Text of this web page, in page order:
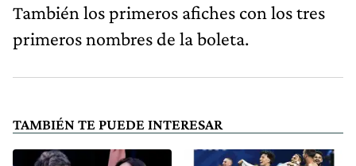
También los primeros afiches con los tres
primeros nombres de la boleta.
TAMBIÉN TE PUEDE INTERESAR